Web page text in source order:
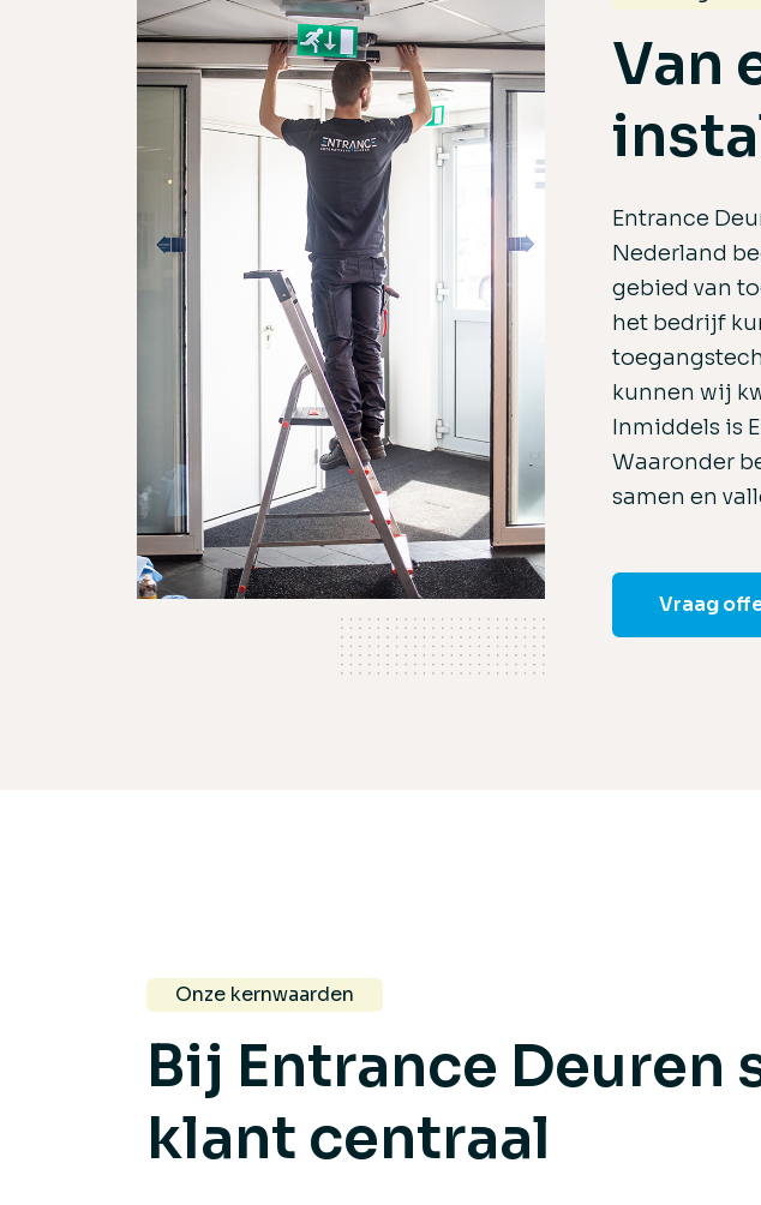
Van
Entrance
Nederland
gebied van
het bedrijf
kunnen wij
Inmiddels is
Waaronder
samen en
Vraag
Onze kernwaarden
Bij Entrance Deuren
klant centraal